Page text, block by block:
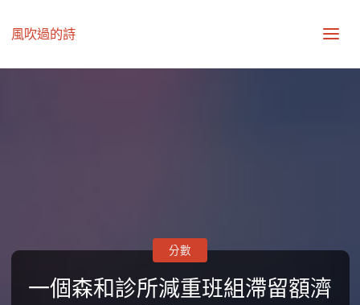
風吹過的詩
一個森和診所減重班組滯留額濟
分數